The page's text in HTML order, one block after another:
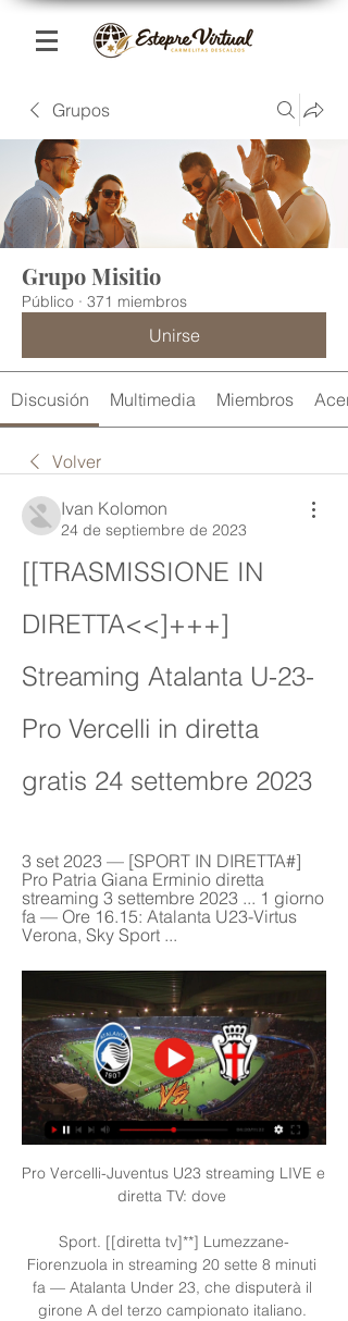
Grupos
Grupo Misitio
Público · 371 miembros
Unirse
Discusión Multimedia Miembros
Volver
Ivan Kolomon
24 de septiembre de 2023
[[TRASMISSIONE IN
DIRETTA<<]+++]
Streaming Atalanta U-23-
Pro Vercelli in diretta
gratis 24 settembre 2023
3 set 2023 — [SPORT IN DIRETTA#]
Pro Patria Giana Erminio diretta
streaming 3 settembre 2023 ... 1 giorno
fa — Ore 16.15: Atalanta U23-Virtus
Verona, Sky Sport ...
Pro Vercelli-Juventus U23 streaming LIVE e
diretta TV: dove
Sport. [[diretta tv]**] Lumezzane-
Fiorenzuola in streaming 20 sette 8 minuti
fa — Atalanta Under 23, che disputerà il
girone A del terzo campionato italiano.